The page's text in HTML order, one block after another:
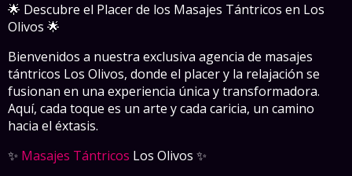
🌟 Descubre el Placer de los Masajes Tántricos en Los
Olivos 🌟
Bienvenidos a nuestra exclusiva agencia de masajes
tántricos Los Olivos, donde el placer y la relajación se
fusionan en una experiencia única y transformadora.
Aquí, cada toque es un arte y cada caricia, un camino
hacia el éxtasis.
✨ Masajes Tántricos Los Olivos ✨